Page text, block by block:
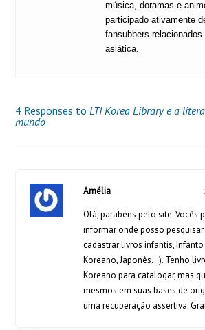
música, doramas e
participado ativamente
fansubbers
asiática.
4 Responses toLTI Korea Library e a
mundo
Amélia
Olá, parabéns pelo site. Vocês
informar onde posso pesquisar
cadastrar livros infantis, Infanto
Koreano, Japonês…). Tenho
Koreano para catalogar, mas
mesmos em suas bases de
uma recuperação assertiva.